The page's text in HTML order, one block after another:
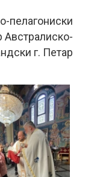
пелагониски
Австралиско-
г. Петар